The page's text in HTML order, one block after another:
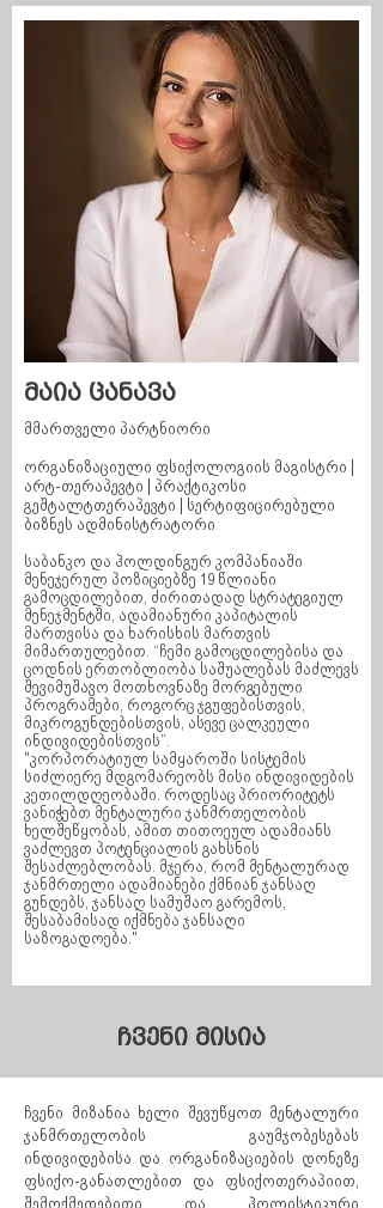
მაია ცანავა
მმართველი პარტნიორი
ორგანიზაციული ფსიქოლოგიის მაგისტრი |
არტ-თერაპევტი | პრაქტიკოსი
გეშტალტთერაპევტი | სერტიფიცირებული
ბიზნეს ადმინისტრატორი
საბანკო და ჰოლდინგურ კომპანიაში
მენეჯერულ პოზიციებზე 19 წლიანი
გამოცდილებით, ძირითადად სტრატეგიულ
მენეჯმენტში, ადამიანური კაპიტალის
მართვისა და ხარისხის მართვის
მიმართულებით. “ჩემი გამოცდილებისა და
ცოდნის ერთობლიობა საშუალებას მაძლევს
შევიმუშავო მოთხოვნაზე მორგებული
პროგრამები, როგორც ჯგუფებისთვის,
მიკროგუნდებისთვის, ასევე ცალკეული
ინდივიდებისთვის”.
"კორპორატიულ სამყაროში სისტემის
სიძლიერე მდგომარეობს მისი ინდივიდების
კეთილდღეობაში. როდესაც პრიორიტეტს
ვანიჭებთ მენტალური ჯანმრთელობის
ხელშეწყობას, ამით თითოეულ ადამიანს
ვაძლევთ პოტენციალის გახსნის
შესაძლებლობას. მჯერა, რომ მენტალურად
ჯანმრთელი ადამიანები ქმნიან ჯანსაღ
გუნდებს, ჯანსაღ სამუშაო გარემოს,
შესაბამისად იქმნება ჯანსაღი
საზოგადოება."
ჩვენი მისია
ჩვენი მიზანია ხელი შევუწყოთ მენტალური
ჯანმრთელობის გაუმჯობესებას
ინდივიდებისა და ორგანიზაციების დონეზე
ფსიქო-განათლებით და ფსიქოთერაპიით,
შემოქმედებითი და ჰოლისტიკური